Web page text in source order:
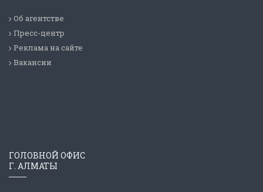
Об агентстве
Пресс-центр
Реклама на сайте
Вакансии
ГОЛОВНОЙ ОФИС
Г. АЛМАТЫ